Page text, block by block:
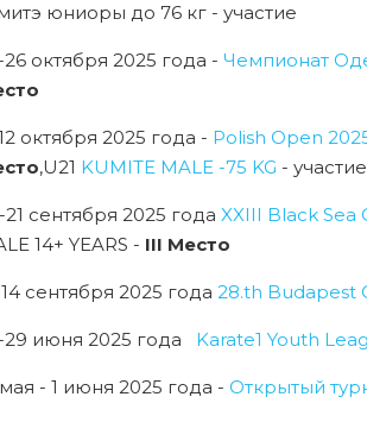
юниоры до 76 кг - участие
26 октября 2025 года - Чемпионат
октября 2025 года - Polish Open
,U21 KUMITE MALE -75 KG - участие
21 сентября 2025 года XXIII Black Sea
14+ YEARS - III Место
сентября 2025 года 28.th Budapest
29 июня 2025 года Karate1 Youth
- 1 июня 2025 года - Открытый